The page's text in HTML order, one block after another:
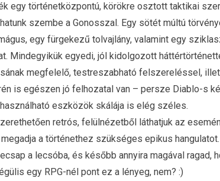
egy történetközpontú, körökre osztott taktikai
szembe a Gonosszal. Egy sötét múltú
egy fürgekezű tolvajlány, valamint egy
Mindegyikük egyedi, jól kidolgozott
megfelelő, testreszabható felszereléssel,
is egészen jó felhozatal van – persze Diablo-s
eszközök skálája is elég széles.
retrós, felülnézetből láthatjuk az
a történethez szükséges epikus
a lecsóba, és később annyira magával ragad,
egy RPG-nél pont ez a lényeg, nem? :)